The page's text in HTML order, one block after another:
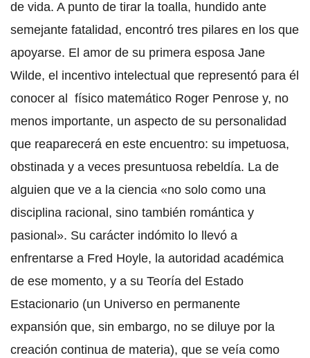
de vida. A punto de tirar la toalla, hundido ante
semejante fatalidad, encontró tres pilares en los que
apoyarse. El amor de su primera esposa Jane
Wilde, el incentivo intelectual que representó para él
conocer al físico matemático Roger Penrose y, no
menos importante, un aspecto de su personalidad
que reaparecerá en este encuentro: su impetuosa,
obstinada y a veces presuntuosa rebeldía. La de
alguien que ve a la ciencia «no solo como una
disciplina racional, sino también romántica y
pasional». Su carácter indómito lo llevó a
enfrentarse a Fred Hoyle, la autoridad académica
de ese momento, y a su Teoría del Estado
Estacionario (un Universo en permanente
expansión que, sin embargo, no se diluye por la
creación continua de materia), que se veía como